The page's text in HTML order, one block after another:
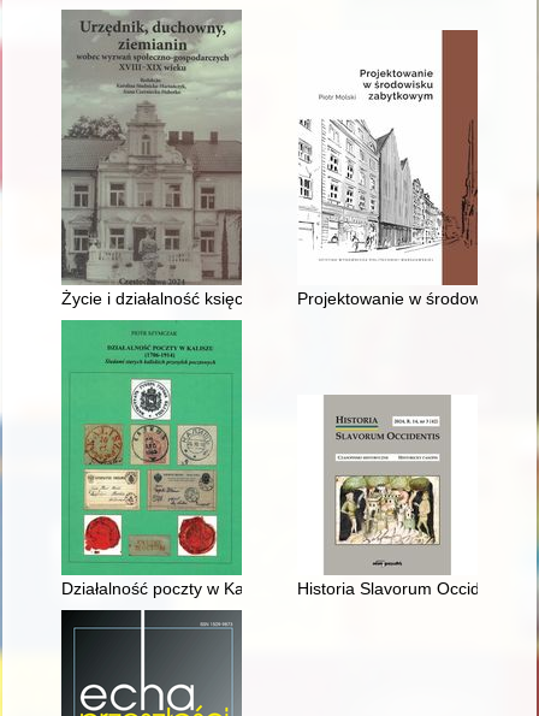
Życie i działalność księcia Eugeniusza Lubomirskiego
Projektowanie w środowisku
Działalność poczty w Kaliszu (1706-1914) : śladami starych
Historia Slavorum Occidentis :